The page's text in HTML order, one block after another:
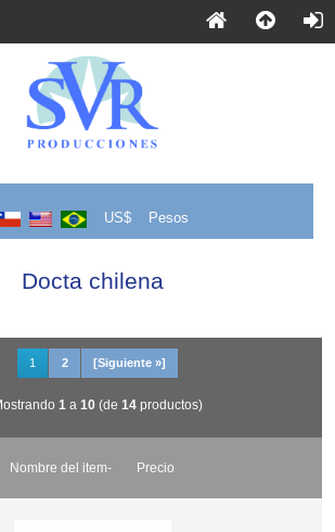
US$ Pesos
Docta chilena
1 2 [Siguiente »]
1 a 10 (de 14 productos)
Nombre del item- Precio